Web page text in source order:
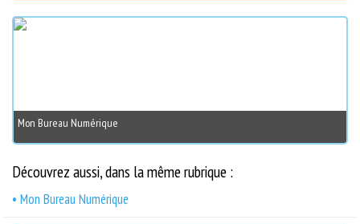
Mon Bureau Numérique
Découvrez aussi, dans la même rubrique :
• Mon Bureau Numérique